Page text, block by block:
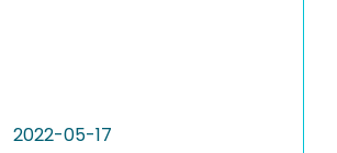
2022-05-17